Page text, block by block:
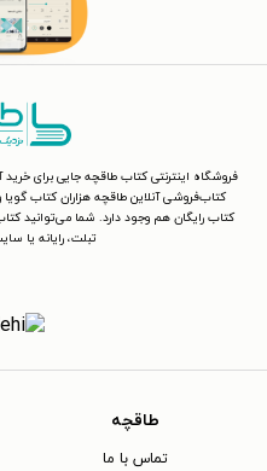
فروشگاه اینترنتی کتاب طاقچه جایی برای
کتاب‌فروشی آنلاین طاقچه هزاران کتاب
کتاب رایگان هم وجود دارد. شما می‌توانید
تبلت، رایانه یا
طاقچه
تماس با ما